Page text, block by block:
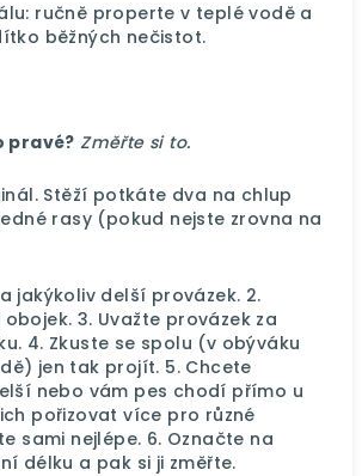
ručně properte v teplé vodě a
běžných nečistot.
pravé? Změřte si to.
Stěží potkáte dva na chlup
rasy (pokud nejste zrovna na
jakýkoliv delší provázek. 2.
3. Uvažte provázek za
4. Zkuste se spolu (v obýváku
jen tak projít. 5. Chcete
nebo vám pes chodí přímo u
pořizovat více pro různé
sami nejlépe. 6. Označte na
délku a pak si ji změřte.